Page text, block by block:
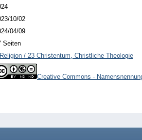
10/02
04/09
Seiten
/ 23 Christentum, Christliche Theologie
Creative Commons -